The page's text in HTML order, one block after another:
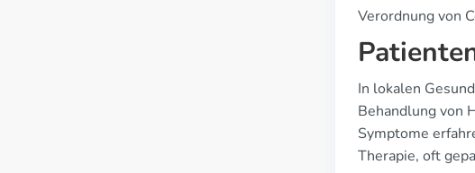
Verordnung von
In lokalen
Behandlung von
Symptome
Therapie, oft